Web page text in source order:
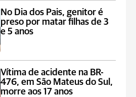
No Dia dos Pais, genitor é
preso por matar filhas de 3
e 5 anos
Vítima de acidente na BR-
476, em São Mateus do Sul,
morre aos 17 anos